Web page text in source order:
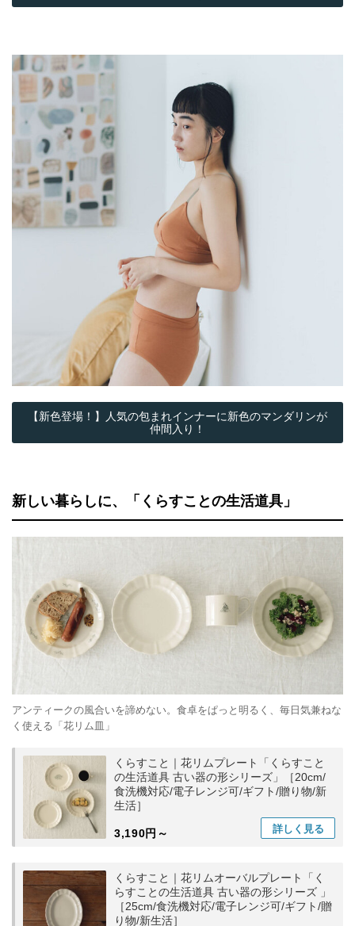
【新色登場！】人気の包まれインナーに新色のマンダリンが
仲間入り！
新しい暮らしに、「くらすことの生活道具」
アンティークの風合いを諦めない。食卓をぱっと明るく、毎日気兼ねな
く使える「花リム皿」
くらすこと｜花リムプレート「くらすこと
の生活道具 古い器の形シリーズ」［20cm/
食洗機対応/電子レンジ可/ギフト/贈り物/新
生活］
3,190円～ 詳しく 見る
くらすこと｜花リムオーバルプレート「く
らすことの生活道具 古い器の形シリーズ 」
［25cm/食洗機対応/電子レンジ可/ギフト/贈
り物/新生活］